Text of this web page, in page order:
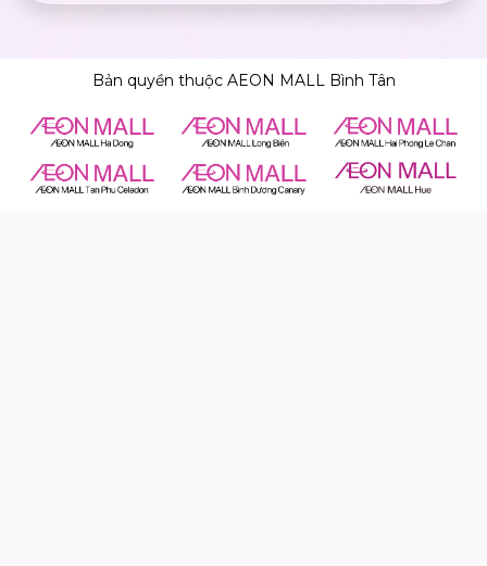
Bản quyền thuộc AEON MALL Bình Tân